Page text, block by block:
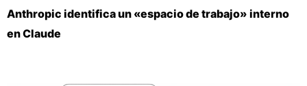
Anthropic identifica un «espacio de trabajo» interno
en Claude